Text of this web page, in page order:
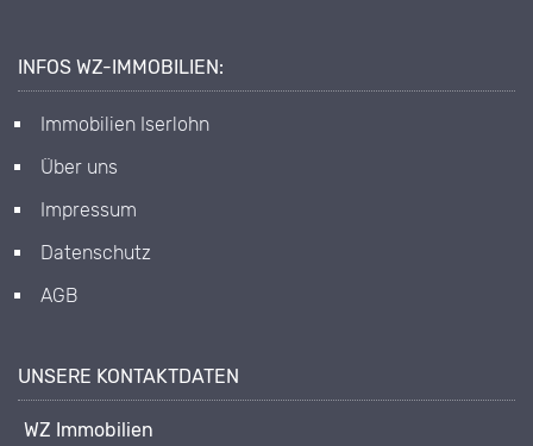
INFOS WZ-IMMOBILIEN:
Immobilien Iserlohn
Über uns
Impressum
Datenschutz
AGB
UNSERE KONTAKTDATEN
WZ Immobilien